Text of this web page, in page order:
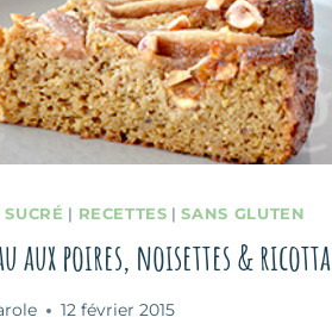
| RECETTES |SANS GLUTEN
aux poires, noisettes & ricotta
12 février 2015